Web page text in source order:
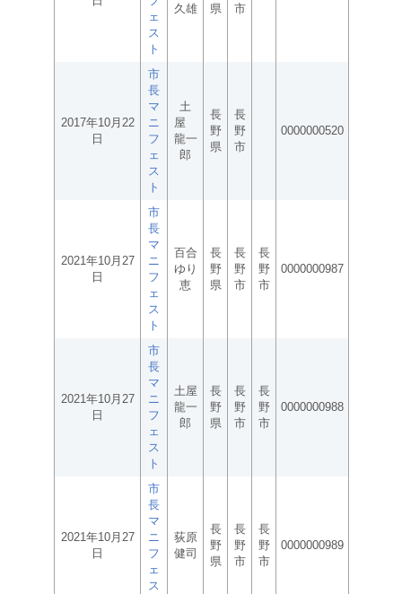
ェ
ス
ト
久雄
県
市
2017年10月22
日
市
長
マ
ニ
フ
ェ
ス
ト
土
屋
龍一
郎
長
野
県
長
野
市
0000000520
2021年10月27
日
市
長
マ
ニ
フ
ェ
ス
ト
百合
ゆり
恵
長
野
県
長
野
市
長
野
市
0000000987
2021年10月27
日
市
長
マ
ニ
フ
ェ
ス
ト
土屋
龍一
郎
長
野
県
長
野
市
長
野
市
0000000988
2021年10月27
日
市
長
マ
ニ
フ
ェ
ス
荻原
健司
長
野
県
長
野
市
長
野
市
0000000989